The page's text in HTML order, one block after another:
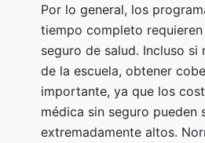
Por lo general, los
tiempo completo
seguro de salud. Incluso si
de la escuela, obtener
importante, ya que los
médica sin seguro pueden
extremadamente altos.